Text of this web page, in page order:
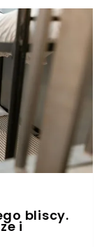
teraz
do swojego
potrzeba
za
bliscy.
i